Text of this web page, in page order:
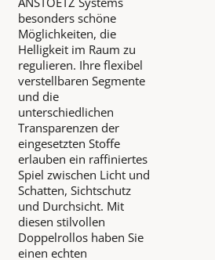
besonders schöne
Möglichkeiten, die
Helligkeit im Raum zu
regulieren. Ihre flexibel
verstellbaren Segmente
und die
unterschiedlichen
Transparenzen der
eingesetzten Stoffe
erlauben ein raffiniertes
Spiel zwischen Licht und
Schatten, Sichtschutz
und Durchsicht. Mit
diesen stilvollen
Doppelrollos haben Sie
einen echten